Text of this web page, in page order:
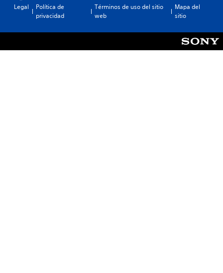
Legal
Política de
privacidad
Términos de uso del sitio
web
Mapa del
sitio